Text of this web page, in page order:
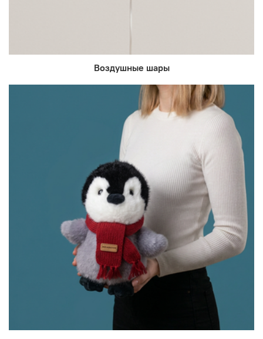
Воздушные шары